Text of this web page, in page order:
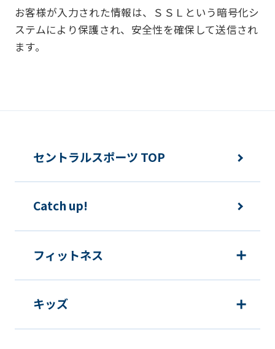
お客様からお預かりした個人情報は、以
下の目的で使用させて頂きます。また、
違法または不当な行為を助長し、または
ご利用上の諸連絡や利用状況の確認の
む）等、新商品・サービスの立案・開
発・実施のため
新商品・サービスやイベント情報を含
個人を特定できないよう加工したうえ
での統計的なデータの作成、活用、公
お客様が入力された情報は、ＳＳＬという暗号化シ
ステムにより保護され、安全性を確保して送信され
ます。
セントラルスポーツ TOP
Catch up!
フィットネス
キッズ